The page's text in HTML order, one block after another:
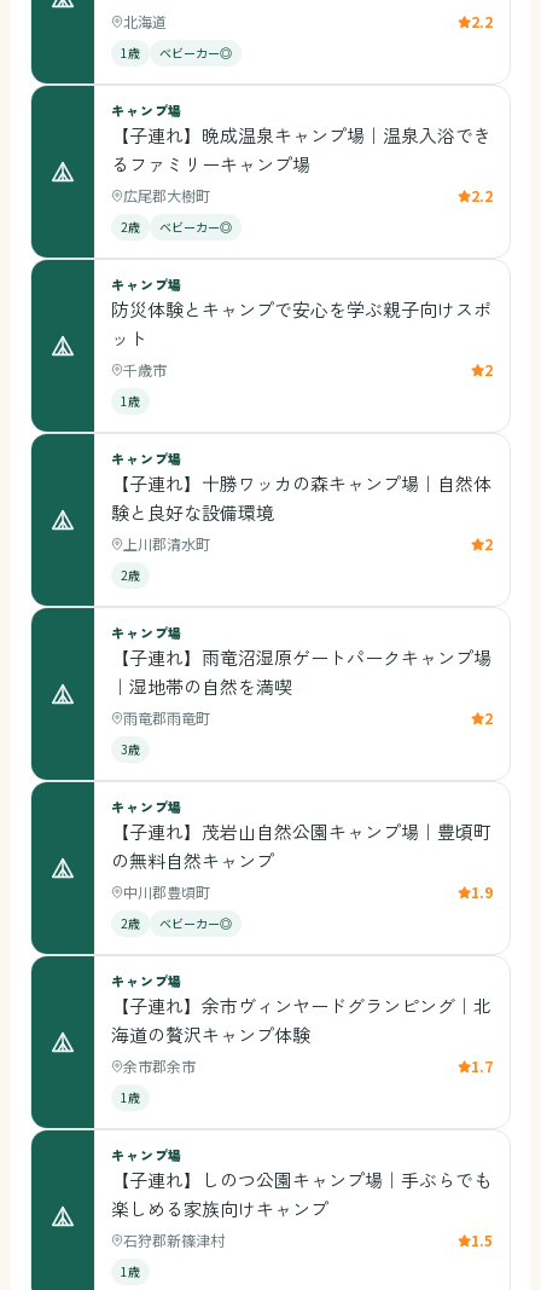
北海道 2.2
1歳 ベビーカー◎
キャンプ場
【子連れ】晩成温泉キャンプ場｜温泉入浴でき
るファミリーキャンプ場
広尾郡大樹町 2.2
2歳 ベビーカー◎
キャンプ場
防災体験とキャンプで安心を学ぶ親子向けスポ
ット
千歳市 2
1歳
キャンプ場
【子連れ】十勝ワッカの森キャンプ場｜自然体
験と良好な設備環境
上川郡清水町 2
2歳
キャンプ場
【子連れ】雨竜沼湿原ゲートパークキャンプ場
｜湿地帯の自然を満喫
雨竜郡雨竜町 2
3歳
キャンプ場
【子連れ】茂岩山自然公園キャンプ場｜豊頃町
の無料自然キャンプ
中川郡豊頃町 1.9
2歳 ベビーカー◎
キャンプ場
【子連れ】余市ヴィンヤードグランピング｜北
海道の贅沢キャンプ体験
余市郡余市 1.7
1歳
キャンプ場
【子連れ】しのつ公園キャンプ場｜手ぶらでも
楽しめる家族向けキャンプ
石狩郡新篠津村 1.5
1歳